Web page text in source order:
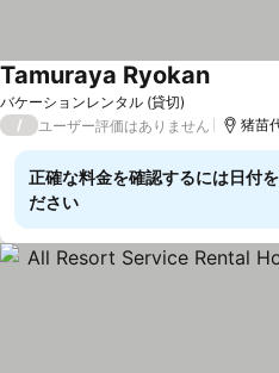
バケーションレンタル (貸切)
Tamuraya Ryokan
/ ユーザー評価はありません 猪苗
正確な料金を確認するには日付
ださい